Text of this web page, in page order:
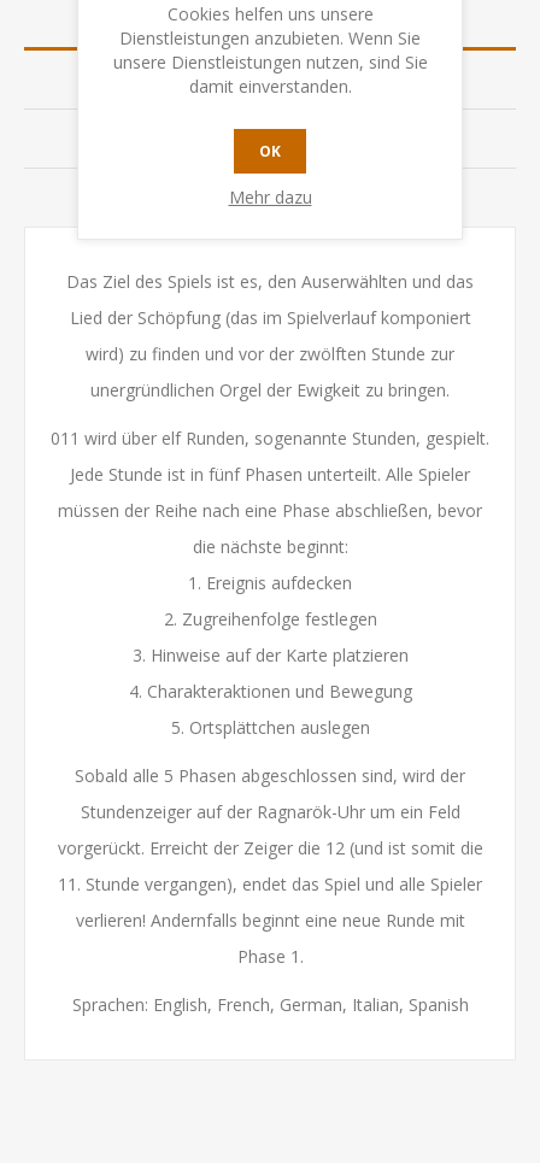
ÜBERSICHT
SPEZIFIKATION
KONTAKTIEREN SIE UNS
Das Ziel des Spiels ist es, den Auserwählten und das
Lied der Schöpfung (das im Spielverlauf komponiert
wird) zu finden und vor der zwölften Stunde zur
unergründlichen Orgel der Ewigkeit zu bringen.
011 wird über elf Runden, sogenannte Stunden, gespielt.
Jede Stunde ist in fünf Phasen unterteilt. Alle Spieler
müssen der Reihe nach eine Phase abschließen, bevor
die nächste beginnt:
1. Ereignis aufdecken
2. Zugreihenfolge festlegen
3. Hinweise auf der Karte platzieren
4. Charakteraktionen und Bewegung
5. Ortsplättchen auslegen
Sobald alle 5 Phasen abgeschlossen sind, wird der
Stundenzeiger auf der Ragnarök-Uhr um ein Feld
vorgerückt. Erreicht der Zeiger die 12 (und ist somit die
11. Stunde vergangen), endet das Spiel und alle Spieler
verlieren! Andernfalls beginnt eine neue Runde mit
Phase 1.
Sprachen: English, French, German, Italian, Spanish
Cookies helfen uns unsere
Dienstleistungen anzubieten. Wenn Sie
unsere Dienstleistungen nutzen, sind Sie
damit einverstanden.
OK
Mehr dazu